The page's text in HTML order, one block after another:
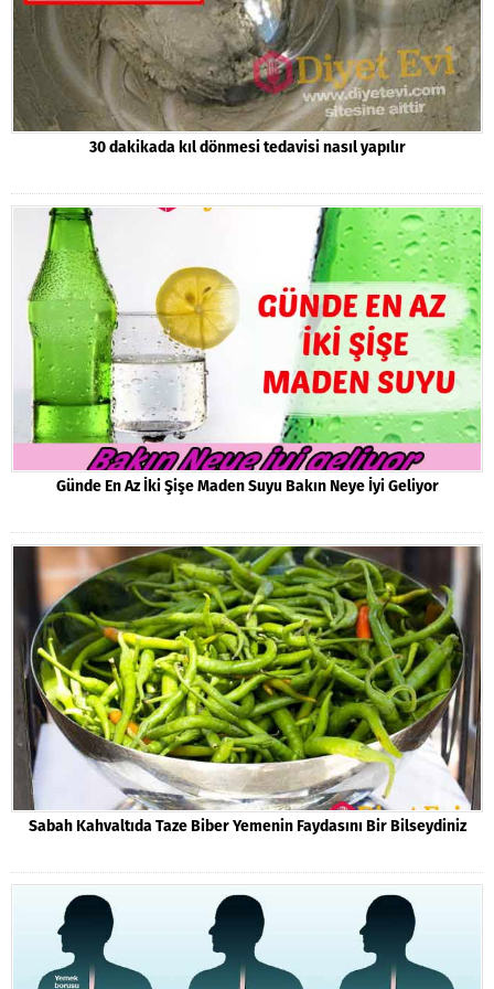
30 dakikada kıl dönmesi tedavisi nasıl yapılır
Günde En Az İki Şişe Maden Suyu Bakın Neye İyi Geliyor
Sabah Kahvaltıda Taze Biber Yemenin Faydasını Bir Bilseydiniz